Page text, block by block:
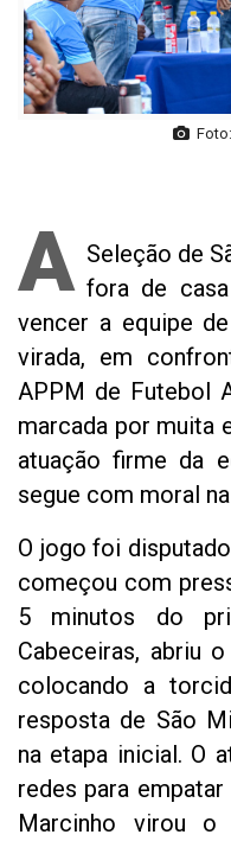
Foto:
A Seleção de
fora de
vencer a equipe
virada, em
APPM de Futebol
marcada por muita
atuação firme da
segue com moral
O jogo foi
começou com
5 minutos do
Cabeceiras, abriu
colocando a
resposta de São
na etapa inicial. O
redes para
Marcinho virou